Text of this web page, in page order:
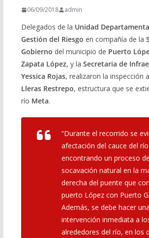
06/09/2018 admin
Delegados de la Unidad
Gestión del Riesgo en compañía de la
Gobierno del municipio de Puerto
Zapata López, y la Secretaria de
Yessica Rojas, realizaron la inspección
Lleras Restrepo, estructura que se
río Meta.
“Durante el recorrido se
afectación del cauce del
encontrando un proceso de
socavación natural en la
derecha del puente que
puerto López con Puerto
Además, se debe hacer una
intervención inmediata a
alrededores del río, en los